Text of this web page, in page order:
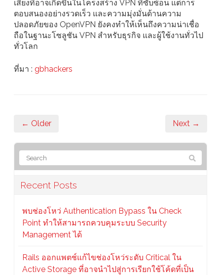
เสี่ยงที่อาจเกิดขึ้นในโครงสร้าง VPN ที่ซับซ้อน แต่การ
ตอบสนองอย่างรวดเร็ว และความมุ่งมั่นด้านความ
ปลอดภัยของ OpenVPN ยังคงทำให้เห็นถึงความน่าเชื่อ
ถือในฐานะโซลูชัน VPN สำหรับธุรกิจ และผู้ใช้งานทั่วไป
ทั่วโลก
ที่มา : gbhackers
← Older Next →
Recent Posts
พบช่องโหว่ Authentication Bypass ใน Check
Point ทำให้สามารถควบคุมระบบ Security
Management ได้
Rails ออกแพตช์แก้ไขช่องโหว่ระดับ Critical ใน
Active Storage ที่อาจนำไปสู่การเรียกใช้โค้ดที่เป็น